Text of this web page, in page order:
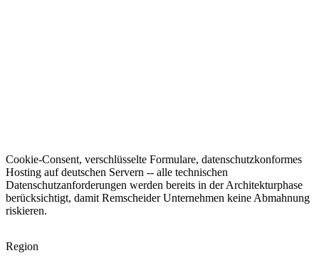
Cookie-Consent, verschlüsselte Formulare, datenschutzkonformes
Hosting auf deutschen Servern -- alle technischen
Datenschutzanforderungen werden bereits in der Architekturphase
berücksichtigt, damit Remscheider Unternehmen keine Abmahnung
riskieren.
Region